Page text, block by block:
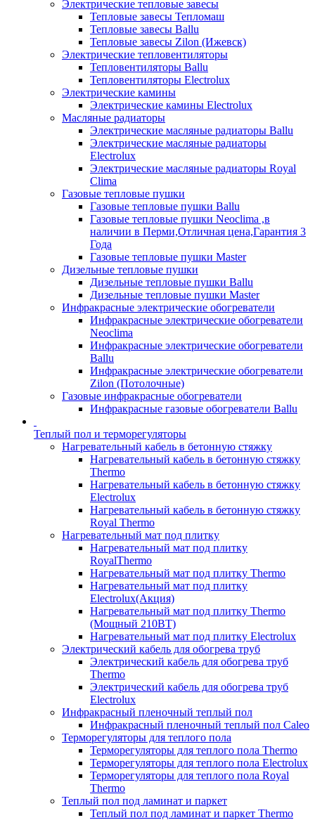
Электрические тепловые завесы
Тепловые завесы Тепломаш
Тепловые завесы Ballu
Тепловые завесы Zilon (Ижевск)
Электрические тепловентиляторы
Тепловентиляторы Ballu
Тепловентиляторы Electrolux
Электрические камины
Электрические камины Electrolux
Масляные радиаторы
Электрические масляные радиаторы Ballu
Электрические масляные радиаторы
Electrolux
Электрические масляные радиаторы Royal
Clima
Газовые тепловые пушки
Газовые тепловые пушки Ballu
Газовые тепловые пушки Neoclima ,в
наличии в Перми,Отличная цена,Гарантия 3
Года
Газовые тепловые пушки Master
Дизельные тепловые пушки
Дизельные тепловые пушки Ballu
Дизельные тепловые пушки Master
Инфракрасные электрические обогреватели
Инфракрасные электрические обогреватели
Neoclima
Инфракрасные электрические обогреватели
Ballu
Инфракрасные электрические обогреватели
Zilon (Потолочные)
Газовые инфракрасные обогреватели
Инфракрасные газовые обогреватели Ballu
Теплый пол и терморегуляторы
Нагревательный кабель в бетонную стяжку
Нагревательный кабель в бетонную стяжку
Thermo
Нагревательный кабель в бетонную стяжку
Electrolux
Нагревательный кабель в бетонную стяжку
Royal Thermo
Нагревательный мат под плитку
Нагревательный мат под плитку
RoyalThermo
Нагревательный мат под плитку Thermo
Нагревательный мат под плитку
Electrolux(Акция)
Нагревательный мат под плитку Thermo
(Мощный 210ВТ)
Нагревательный мат под плитку Electrolux
Электрический кабель для обогрева труб
Электрический кабель для обогрева труб
Thermo
Электрический кабель для обогрева труб
Electrolux
Инфракрасный пленочный теплый пол
Инфракрасный пленочный теплый пол Caleo
Терморегуляторы для теплого пола
Терморегуляторы для теплого пола Thermo
Терморегуляторы для теплого пола Electrolux
Терморегуляторы для теплого пола Royal
Thermo
Теплый пол под ламинат и паркет
Теплый пол под ламинат и паркет Thermo